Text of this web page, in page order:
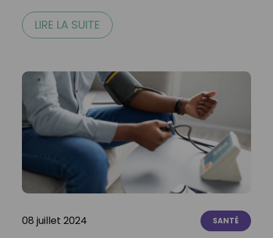
LIRE LA SUITE
08 juillet 2024 SANTÉ